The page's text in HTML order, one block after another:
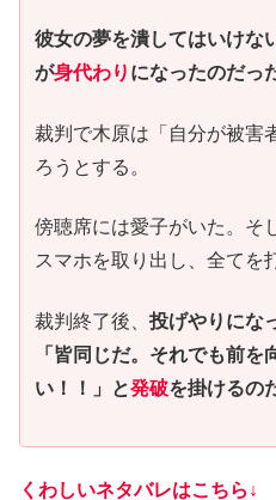
彼女の夢を潰してはいけな
が身代わり になったのだっ
裁判で木原は「自分が被害
ろうとする。
傍聴席には愛子がいた。そ
スマホを取り出し、全てを
裁判終了後、 投げやりにな
「皆同じだ。それでも前
い！！」と発破を掛けるの
くわしいネタバレはこちら↓